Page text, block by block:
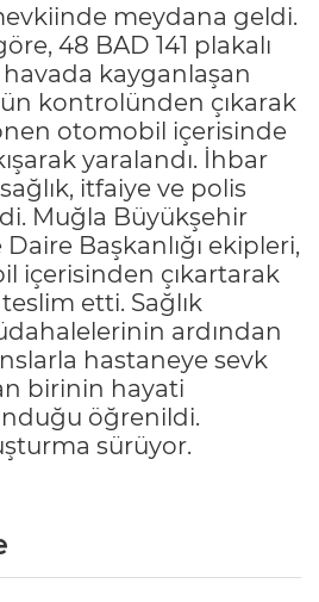
meydana geldi.
48 BAD 141 plakalı
havada kayganlaşan
kontrolünden çıkarak
otomobil içerisinde
yaralandı. İhbar
itfaiye ve polis
Muğla Büyükşehir
Başkanlığı ekipleri,
içerisinden çıkartarak
etti. Sağlık
ardından
hastaneye sevk
birinin hayati
öğrenildi.
sürüyor.